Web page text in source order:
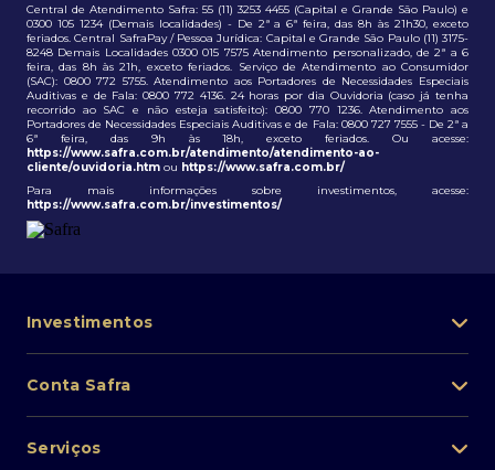
Central de Atendimento Safra: 55 (11) 3253 4455 (Capital e Grande São Paulo) e
0300 105 1234 (Demais localidades) - De 2ª a 6ª feira, das 8h às 21h30, exceto
feriados. Central SafraPay / Pessoa Jurídica: Capital e Grande São Paulo (11) 3175-
8248 Demais Localidades 0300 015 7575 Atendimento personalizado, de 2ª a 6
feira, das 8h às 21h, exceto feriados. Serviço de Atendimento ao Consumidor
(SAC): 0800 772 5755. Atendimento aos Portadores de Necessidades Especiais
Auditivas e de Fala: 0800 772 4136. 24 horas por dia Ouvidoria (caso já tenha
recorrido ao SAC e não esteja satisfeito): 0800 770 1236. Atendimento aos
Portadores de Necessidades Especiais Auditivas e de Fala: 0800 727 7555 - De 2ª a
6ª feira, das 9h às 18h, exceto feriados. Ou acesse:
https://www.safra.com.br/atendimento/atendimento-ao-
cliente/ouvidoria.htm ou https://www.safra.com.br/
Para mais informações sobre investimentos, acesse:
https://www.safra.com.br/investimentos/
Investimentos
Lista de fundos de investimento
Conta Safra
Pessoa Física
Serviços